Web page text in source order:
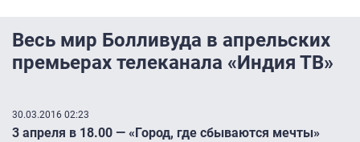
Весь мир Болливуда в апрельских
премьерах телеканала «Индия ТВ»
30.03.2016 02:23
3 апреля в 18.00 — «Город, где сбываются мечты»